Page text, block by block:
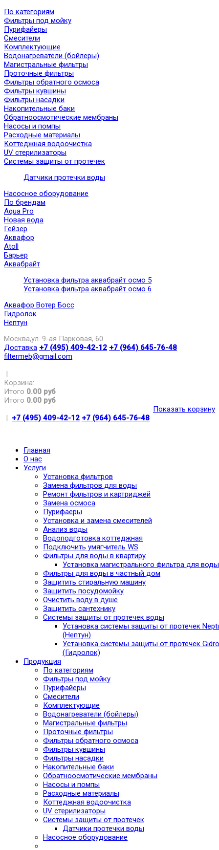
По категориям
Фильтры под мойку
Пурифайеры
Смесители
Комплектующие
Водонагреватели (бойлеры)
Магистральные фильтры
Проточные фильтры
Фильтры обратного осмоса
Фильтры кувшины
Фильтры насадки
Накопительные баки
Обратноосмотические мембраны
Насосы и помпы
Расходные материалы
Коттеджная водоочистка
UV стерилизаторы
Системы защиты от протечек
Датчики протечки воды
Насосное оборудование
По брендам
Aqua Pro
Новая вода
Гейзер
Аквафор
Atoll
Барьер
Аквабрайт
Установка фильтра аквабрайт осмо 5
Установка фильтра аквабрайт осмо 6
Аквафор Вотер Босс
Гидролок
Нептун
Москва,ул. 9-ая Парковая, 60
Доставка +7 (495) 409-42-12 +7 (964) 645-76-48
filtermeb@gmail.com
|
Корзина:
Итого 0.00 руб
Итого 0.00 руб
Показать корзину
| +7 (495) 409-42-12 +7 (964) 645-76-48
Главная
О нас
Услуги
Установка фильтров
Замена фильтров для воды
Ремонт фильтров и картриджей
Замена осмоса
Пурифаеры
Установка и замена смесителей
Анализ воды
Водоподготовка коттеджная
Подключить умягчитель WS
Фильтры для воды в квартиру
Установка магистрального фильтра для воды
Фильтры для воды в частный дом
Защитить стиральную машину
Защитить посудомойку
Очистить воду в душе
Защитить сантехнику
Системы защиты от протечек воды
Установка системы защиты от протечек
(Нептун)
Установка системы защиты от протечек
(Гидролок)
Продукция
По категориям
Фильтры под мойку
Пурифайеры
Смесители
Комплектующие
Водонагреватели (бойлеры)
Магистральные фильтры
Проточные фильтры
Фильтры обратного осмоса
Фильтры кувшины
Фильтры насадки
Накопительные баки
Обратноосмотические мембраны
Насосы и помпы
Расходные материалы
Коттеджная водоочистка
UV стерилизаторы
Системы защиты от протечек
Датчики протечки воды
Насосное оборудование